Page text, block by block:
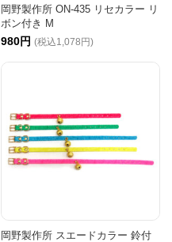
岡野製作所 ON-435 リセカラー リ
ボン付き M
980円 (税込1,078円)
岡野製作所 スエードカラー 鈴付